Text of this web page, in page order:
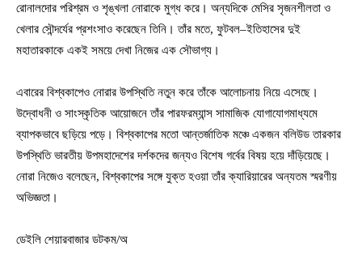
রোনালদোর পরিশ্রম ও শৃঙ্খলা নোরাকে মুগ্ধ করে। অন্যদিকে মেসির সৃজনশীলতা ও
খেলার সৌন্দর্যের প্রশংসাও করেছেন তিনি। তাঁর মতে, ফুটবল–ইতিহাসের দুই
মহাতারকাকে একই সময়ে দেখা নিজের এক সৌভাগ্য।
এবারের বিশ্বকাপেও নোরার উপস্থিতি নতুন করে তাঁকে আলোচনায় নিয়ে এসেছে।
উদ্বোধনী ও সাংস্কৃতিক আয়োজনে তাঁর পারফরম্যান্স সামাজিক যোগাযোগমাধ্যমে
ব্যাপকভাবে ছড়িয়ে পড়ে। বিশ্বকাপের মতো আন্তর্জাতিক মঞ্চে একজন বলিউড তারকার
উপস্থিতি ভারতীয় উপমহাদেশের দর্শকদের জন্যও বিশেষ গর্বের বিষয় হয়ে দাঁড়িয়েছে।
নোরা নিজেও বলেছেন, বিশ্বকাপের সঙ্গে যুক্ত হওয়া তাঁর ক্যারিয়ারের অন্যতম স্মরণীয়
অভিজ্ঞতা।
ডেইলি শেয়ারবাজার ডটকম/অ